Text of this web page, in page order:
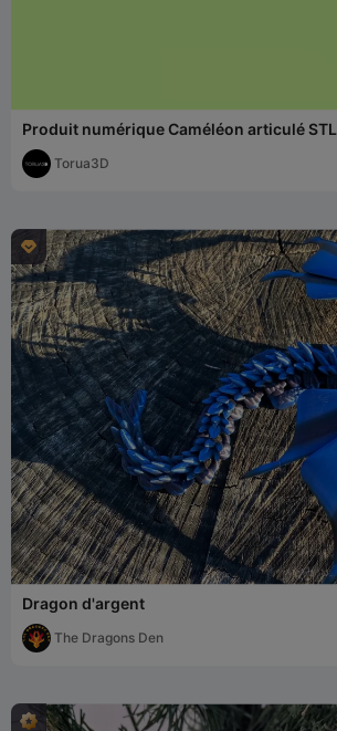
Produit numérique Caméléon articulé STL
Torua3D

Dragon d'argent
The Dragons Den